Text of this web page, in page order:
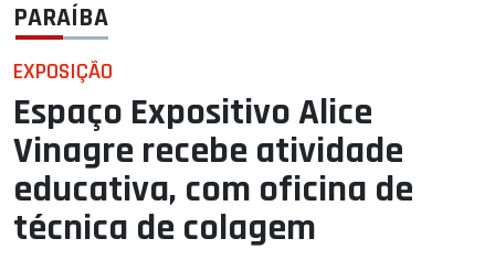
PARAÍBA
EXPOSIÇÃO
Espaço Expositivo Alice
Vinagre recebe atividade
educativa, com oficina de
técnica de colagem